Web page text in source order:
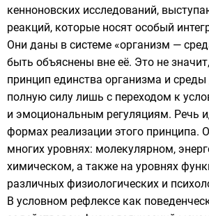
кенноновских исследований,
реакций, которые носят особый
Они даны в системе «организм —
быть объяснены вне её. Это не
принцип единства организма и среды
полную силу лишь с переходом к
и эмоциональным регуляциям. Речь
формах реализации этого принципа.
многих уровнях: молекулярном,
химическом, а также на уровнях
различных физиологических и
В условном рефлексе как